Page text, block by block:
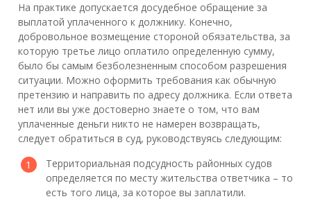
На практике допускается досудебное обращение за
выплатой уплаченного к должнику. Конечно,
добровольное возмещение стороной обязательства, за
которую третье лицо оплатило определенную сумму,
было бы самым безболезненным способом разрешения
ситуации. Можно оформить требования как обычную
претензию и направить по адресу должника. Если ответа
нет или вы уже достоверно знаете о том, что вам
уплаченные деньги никто не намерен возвращать,
следует обратиться в суд, руководствуясь следующим:
Территориальная подсудность районных судов
определяется по месту жительства ответчика – то
есть того лица, за которое вы заплатили.